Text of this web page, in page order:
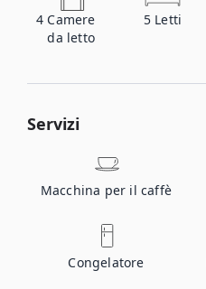
4 Camere
da letto
5 Letti
Servizi
Macchina per il caffè
Congelatore